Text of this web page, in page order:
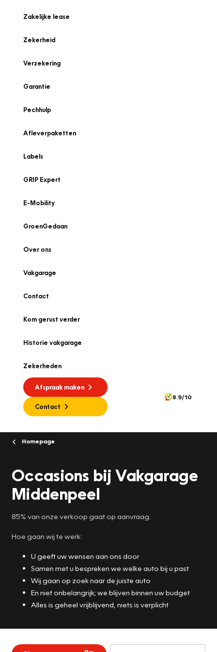
Zakelijke lease
Zekerheid
Verzekering
Garantie
Pechhulp
Afleverpaketten
Labels
GRIP Expert
E-Mobility
GroenGedaan
Over ons
Vakgarage
Contact
Kom gerust verder
Historie vakgarage
Zekerheden
Afspraak maken
Contact
8.9/10
Homepage
Occasions bij Vakgarage
Middenpeel
85% van onze verkoop gaat op aanvraag.
Hoe gaan wij te werk:
U geeft uw wensen aan ons door
Samen met u bespreken we welke auto bij u past
Wij gaan op zoek naar de juiste auto
En niet onbelangrijk; we blijven binnen uw budget
Alles is geheel vrijblijvend, niets is verplicht